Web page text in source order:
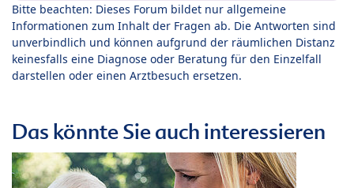
Bitte beachten: Dieses Forum bildet nur allgemeine
Informationen zum Inhalt der Fragen ab. Die Antworten sind
unverbindlich und können aufgrund der räumlichen Distanz
keinesfalls eine Diagnose oder Beratung für den Einzelfall
darstellen oder einen Arztbesuch ersetzen.
Das könnte Sie auch interessieren